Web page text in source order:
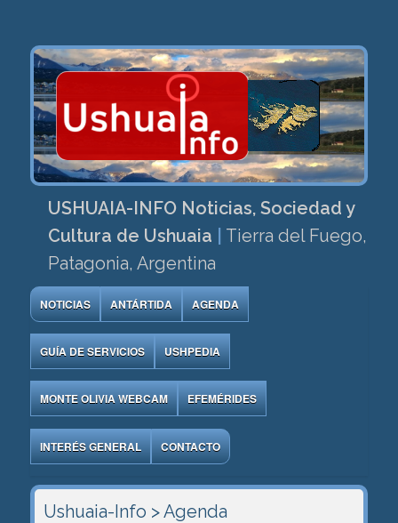
USHUAIA-INFO Noticias, Sociedad y
Cultura de Ushuaia
Tierra del Fuego,
Patagonia, Argentina
NOTICIAS ANTÁRTIDA AGENDA
GUÍA DE SERVICIOS USHPEDIA
MONTE OLIVIA WEBCAM EFEMÉRIDES
INTERÉS GENERAL CONTACTO
Ushuaia-Info > Agenda